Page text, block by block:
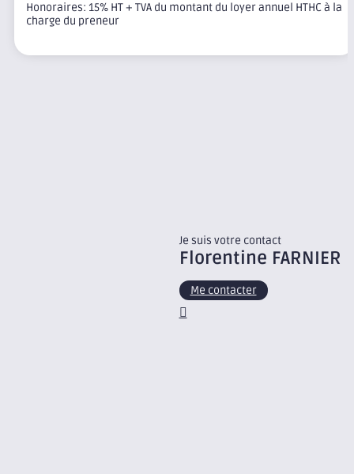
Honoraires: 15% HT + TVA du montant du loyer annuel HTHC à la
charge du preneur
Je suis votre contact
Florentine FARNIER
Me contacter